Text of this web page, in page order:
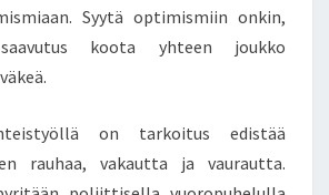
I
L
T
Syytä optimismiin onkin,
koota yhteen joukko
on tarkoitus edistää
rauhaa, vakautta ja vaurautta.